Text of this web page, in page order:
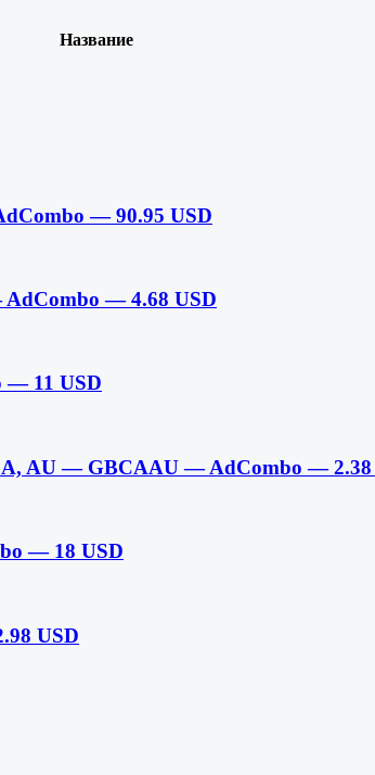
Название
— 90.95 USD
— 4.68 USD
11 USD
AU — GBCAAU — AdCombo — 2.38
— 18 USD
USD